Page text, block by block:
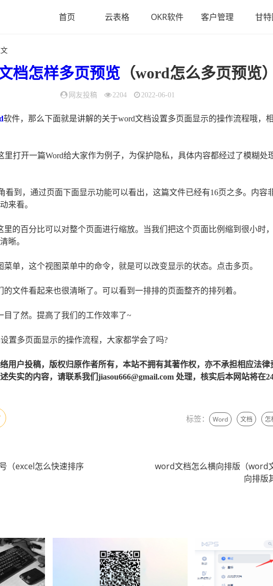
首页 云表格 OKR软件 客户管理 甘
档怎样多页预览（word怎么多页预览）
网友投稿 2204 2022-06-01
软件，那么下面就是讲解的关于word文档设置多页面显示的操作流程哦，
里打开一篇Word给大家作为例子，为保护隐私，具体内容都经过了模糊处
看到，通过页面下面显示功能可以看出，这篇文件已经有16页之多。内容
来看。
里的百分比可以对整个页面进行缩放。当我们把这个页面比例缩到很小时
晰。
单，这个视图菜单中的命令，就是可以改变显示的状态。点击多页。
文件看起来也很清晰了。可以看到一排排的页面整齐的排列着。
目了然。提高了我们的工作效率了~
置多页面显示的操作流程，大家都学会了吗?
用户投稿，版权归原作者所有，本站不拥有其著作权，亦不承担相应法律
失实的内容，请联系我们jiasou666@gmail.com 处理，核实后本网站将在
标签： Word 文档 怎
（excel怎么快速排序
word文档怎么横向排版（word
向排版